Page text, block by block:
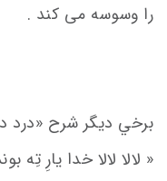
را وسوسه می کند .
برخي ديگر شرح «درد
« لالا لالا خدا یارِ تِه